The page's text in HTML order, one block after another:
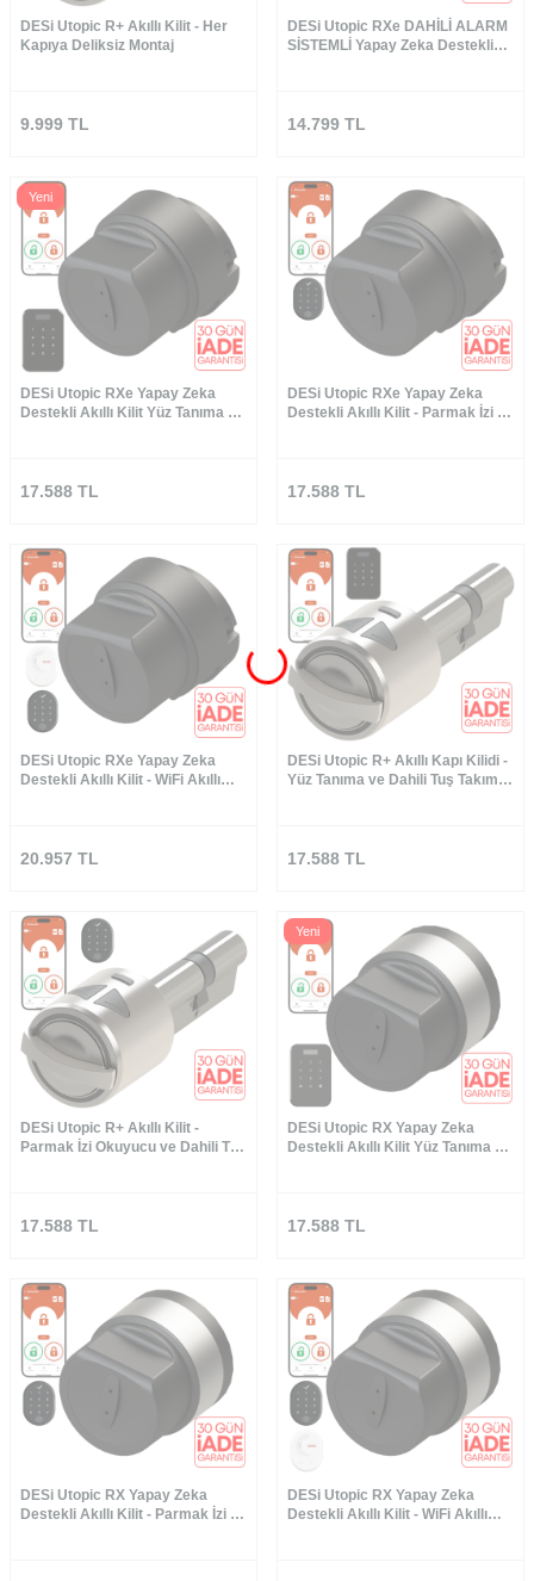
DESi Utopic R+ Akıllı Kilit - Her
Kapıya Deliksiz Montaj
9.999 TL
DESi Utopic RXe DAHİLİ ALARM
SİSTEMLİ Yapay Zeka Destekli
ve Alexa)
14.799 TL
Yeni
DESi Utopic RXe Yapay Zeka
Destekli Akıllı Kilit Yüz Tanıma ve
17.588 TL
DESi Utopic RXe Yapay Zeka
Destekli Akıllı Kilit - Parmak İzi ve
17.588 TL
DESi Utopic RXe Yapay Zeka
Destekli Akıllı Kilit - WiFi Akıllı
Assistant ve Alexa)
20.957 TL
DESi Utopic R+ Akıllı Kapı Kilidi -
Yüz Tanıma ve Dahili Tuş Takımlı
17.588 TL
DESi Utopic R+ Akıllı Kilit -
Parmak İzi Okuyucu ve Dahili Tuş
17.588 TL
Yeni
DESi Utopic RX Yapay Zeka
Destekli Akıllı Kilit Yüz Tanıma ve
17.588 TL
DESi Utopic RX Yapay Zeka
Destekli Akıllı Kilit - Parmak İzi ve
DESi Utopic RX Yapay Zeka
Destekli Akıllı Kilit - WiFi Akıllı